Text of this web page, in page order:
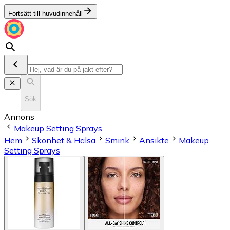
Fortsätt till huvudinnehåll
Sök
Annons
Makeup Setting Sprays
Hem
Skönhet & Hälsa Smink Ansikte
Makeup
Setting Sprays